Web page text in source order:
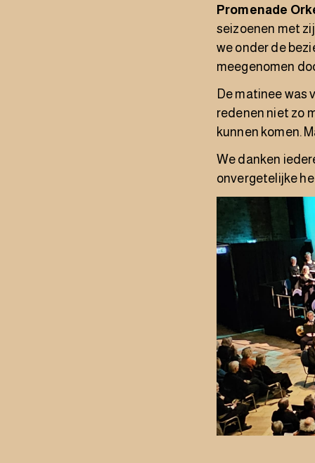
Promenade
seizoenen met
we onder de
meegenomen
De matinee was
redenen niet zo
kunnen komen.
We danken
onvergetelijke